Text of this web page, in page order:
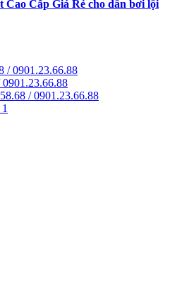
Cấp Giá Rẻ cho dân bơi lội
/ 0901.23.66.88
/ 0901.23.66.88